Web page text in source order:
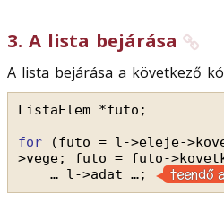
3. A lista bejárása
A lista bejárása a következő
ListaElem *futo;
for
(futo = l->eleje-
>vege; futo = futo-
… l->adat …;
teendő